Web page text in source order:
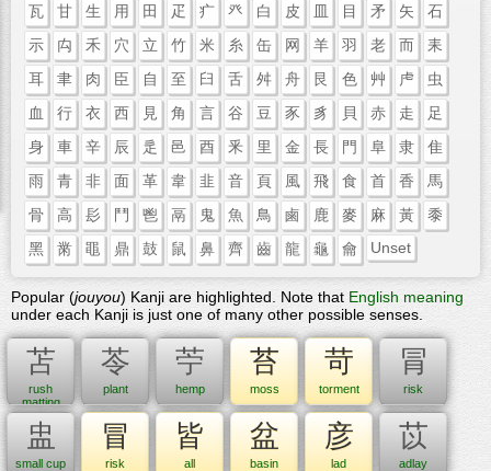
瓦
甘 生 用 田 疋 疒 癶 白 皮 皿 目 矛 矢
石
示
禸 禾 穴 立 竹 米 糸 缶 网 羊 羽 老 而
耒
耳
聿 肉 臣 自 至 臼 舌 舛 舟 艮 色 艸 虍
虫
血
行 衣 西 見 角 言 谷 豆 豕 豸 貝 赤 走
足
身
車 辛 辰 辵 邑 酉 釆 里 金 長 門 阜 隶
隹
雨
青 非 面 革 韋 韭 音 頁 風 飛 食 首 香
馬
骨
高 髟 鬥 鬯 鬲 鬼 魚 鳥 鹵 鹿 麥 麻 黃
黍
黑
黹 黽 鼎 鼓 鼠 鼻 齊 齒 龍 龜 龠 Unset
Popular (jouyou) Kanji are highlighted. Note that English meaning
under each Kanji is just one of many other possible senses.
苫
rush
matting
苓
plant
苧
hemp
苔
moss
苛
torment
冐
risk
盅
small cup
冒
risk
皆
all
盆
basin
彦
lad
苡
adlay